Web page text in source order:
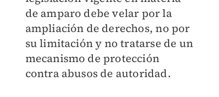
de amparo debe velar por la
ampliación de derechos, no por
su limitación y no tratarse de un
mecanismo de protección
contra abusos de autoridad.